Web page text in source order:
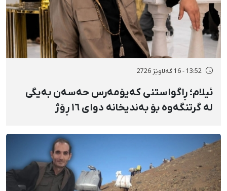
13:52 - 16 گەلاوێژ 2726
ئیلام؛ ڕاگواستنی کەیۆمەرس حەسەن بەیگی
لە گرتنگەوە بۆ بەندیخانە دوای ١٦ ڕۆژ